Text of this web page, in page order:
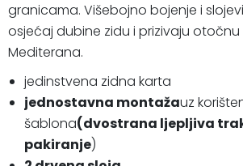
granicama. Višebojno bojenje i
osjećaj dubine zidu i prizivaju
Mediterana.
jedinstvena zidna karta
jednostavna montažauz
šablona(dvostrana ljepljiva
pakiranje)